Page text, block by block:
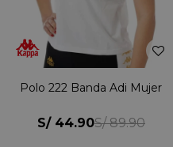
Polo 222 Banda Adi Mujer
S/ 44.90S/ 89.90